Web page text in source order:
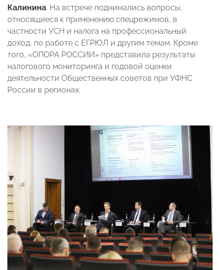
Калинина. На встрече поднимались вопросы,
относящиеся к применению спецрежимов, в
частности УСН и налога на профессиональный
доход, по работе с ЕГРЮЛ и другим темам. Кроме
того, «ОПОРА РОССИИ» представила результаты
налогового мониторинга и годовой оценки
деятельности Общественных советов при УФНС
России в регионах.